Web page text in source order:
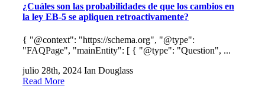
¿Cuáles son las probabilidades de que los cambios en
la ley EB-5 se apliquen retroactivamente?
{ "@context": "https://schema.org", "@type":
"FAQPage", "mainEntity": [ { "@type": "Question", ...
julio 28th, 2024 Ian Douglass
Read More